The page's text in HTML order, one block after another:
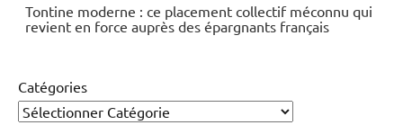
Tontine moderne : ce placement collectif méconnu qui
revient en force auprès des épargnants français
Catégories